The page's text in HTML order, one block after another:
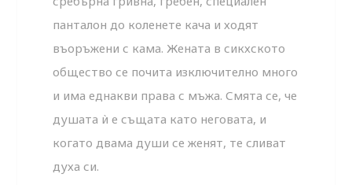
панталон до коленете кача и ходят
въоръжени с кама. Жената в сикхското
общество се почита изключително много
и има еднакви права с мъжа. Смята се, че
душата ѝ е същата като неговата, и
когато двама души се женят, те сливат
духа си.